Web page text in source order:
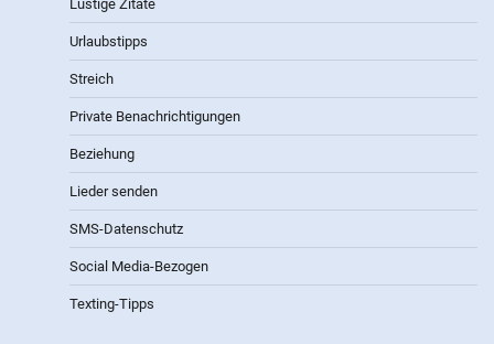
Lustige Zitate
Urlaubstipps
Streich
Private Benachrichtigungen
Beziehung
Lieder senden
SMS-Datenschutz
Social Media-Bezogen
Texting-Tipps